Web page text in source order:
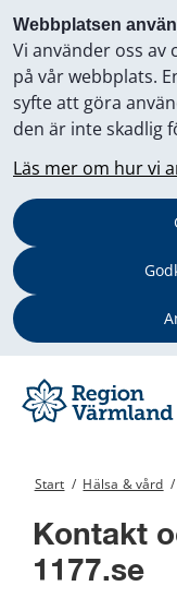
Webbplatsen
Vi använder oss
på vår webbplats.
syfte att göra
den är inte skadlig
Läs mer om hur vi
Start / Hälsa & vård /
Kontakt
1177.se